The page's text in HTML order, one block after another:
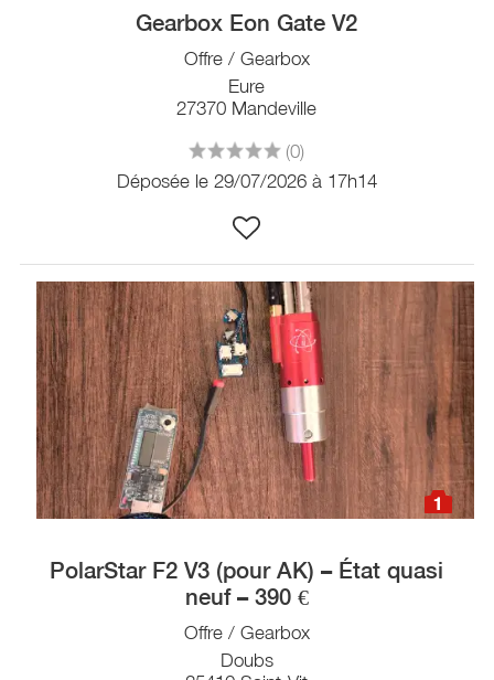
Gearbox Eon Gate V2
Offre / Gearbox
Eure
27370 Mandeville
(0)
Déposée le 29/07/2026 à 17h14
1
PolarStar F2 V3 (pour AK) – État quasi
neuf – 390 €
Offre / Gearbox
Doubs